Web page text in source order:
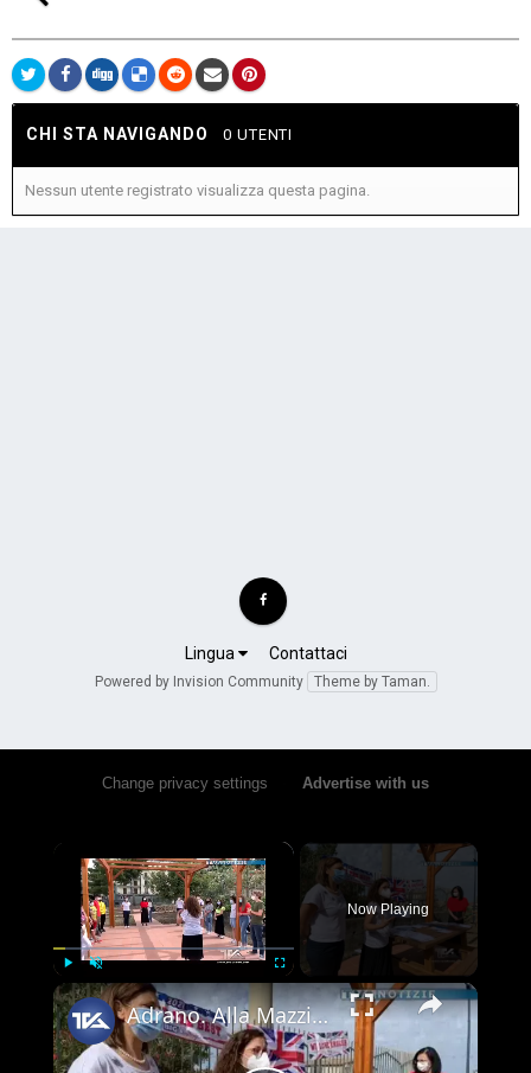
CHI STA NAVIGANDO 0 UTENTI
Nessun utente registrato visualizza questa pagina.
Lingua Contattaci
Powered by Invision Community Theme by Taman.
Change privacy settings Advertise with us
×
Play Unmute
Now Playing
×
Adrano. Alla Mazzini cerimonia di premiazione del gioco-concorso in lingua inglese “The Big Challeng